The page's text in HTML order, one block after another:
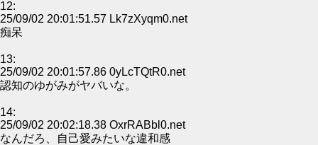
12:
25/09/02 20:01:51.57 Lk7zXyqm0.net
痴呆
13:
25/09/02 20:01:57.86 0yLcTQtR0.net
認知のゆがみがヤバいな。
14:
25/09/02 20:02:18.38 OxrRABbl0.net
なんだろ、自己愛みたいな違和感